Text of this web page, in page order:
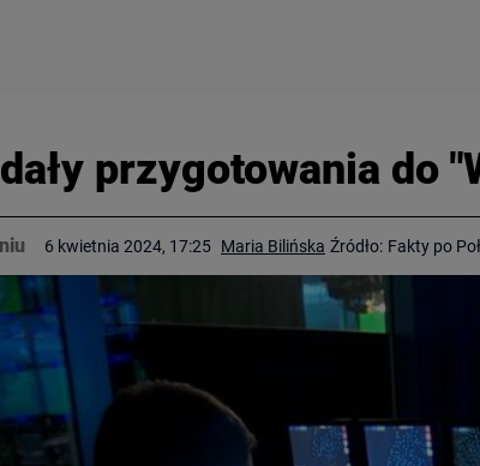
przygotowania do
6 kwietnia 2024, 17:25 Maria Bilińska Źródło: Fakty po